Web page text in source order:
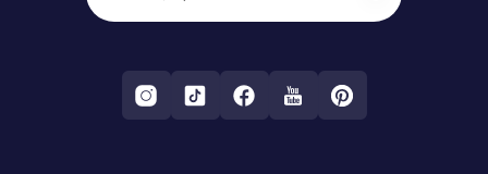
星間飛行VRアプリ